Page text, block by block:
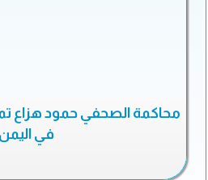
محاكمة الصحفي حمود هزاع
في اليمن